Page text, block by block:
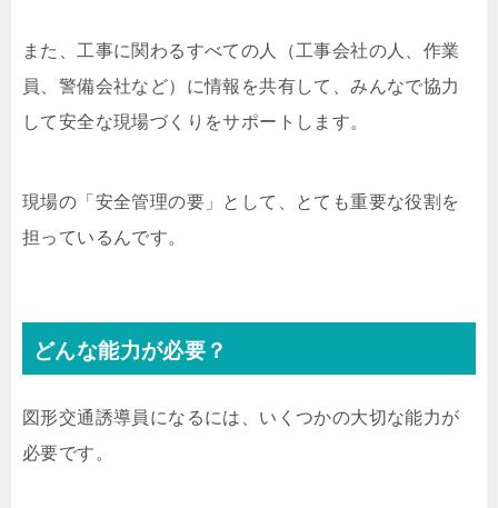
また、工事に関わるすべての人（工事会社の人、作業
員、警備会社など）に情報を共有して、みんなで協力
して安全な現場づくりをサポートします。
現場の「安全管理の要」として、とても重要な役割を
担っているんです。
どんな能力が必要？
図形交通誘導員になるには、いくつかの大切な能力が
必要です。